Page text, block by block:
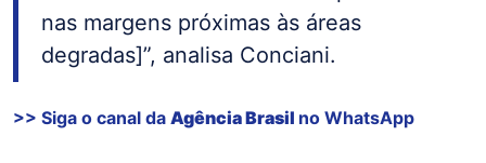
nas margens próximas às áreas
degradas]”, analisa Conciani.
>> Siga o canal da Agência Brasil no WhatsApp